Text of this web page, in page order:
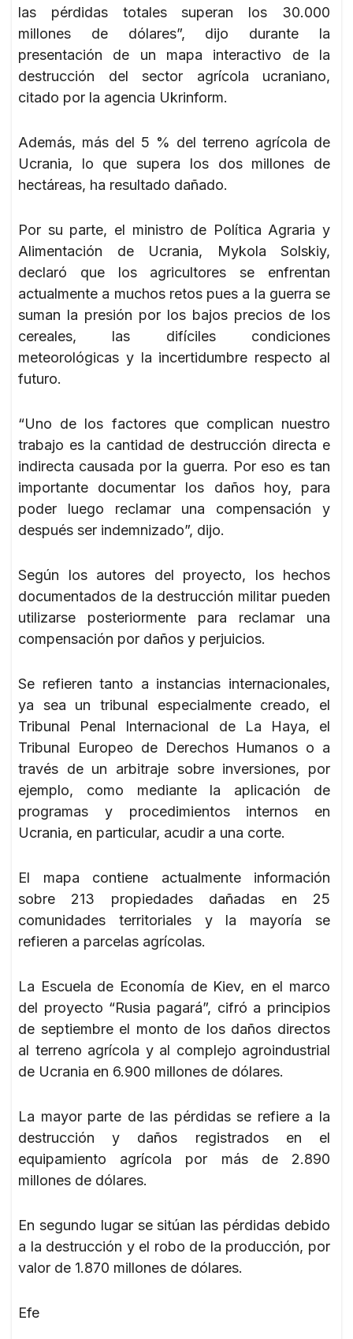
las pérdidas totales superan los 30.000
millones de dólares”, dijo durante la
presentación de un mapa interactivo de la
destrucción del sector agrícola ucraniano,
citado por la agencia Ukrinform.
Además, más del 5 % del terreno agrícola de
Ucrania, lo que supera los dos millones de
hectáreas, ha resultado dañado.
Por su parte, el ministro de Política Agraria y
Alimentación de Ucrania, Mykola Solskiy,
declaró que los agricultores se enfrentan
actualmente a muchos retos pues a la guerra se
suman la presión por los bajos precios de los
cereales, las difíciles condiciones
meteorológicas y la incertidumbre respecto al
futuro.
“Uno de los factores que complican nuestro
trabajo es la cantidad de destrucción directa e
indirecta causada por la guerra. Por eso es tan
importante documentar los daños hoy, para
poder luego reclamar una compensación y
después ser indemnizado”, dijo.
Según los autores del proyecto, los hechos
documentados de la destrucción militar pueden
utilizarse posteriormente para reclamar una
compensación por daños y perjuicios.
Se refieren tanto a instancias internacionales,
ya sea un tribunal especialmente creado, el
Tribunal Penal Internacional de La Haya, el
Tribunal Europeo de Derechos Humanos o a
través de un arbitraje sobre inversiones, por
ejemplo, como mediante la aplicación de
programas y procedimientos internos en
Ucrania, en particular, acudir a una corte.
El mapa contiene actualmente información
sobre 213 propiedades dañadas en 25
comunidades territoriales y la mayoría se
refieren a parcelas agrícolas.
La Escuela de Economía de Kiev, en el marco
del proyecto “Rusia pagará”, cifró a principios
de septiembre el monto de los daños directos
al terreno agrícola y al complejo agroindustrial
de Ucrania en 6.900 millones de dólares.
La mayor parte de las pérdidas se refiere a la
destrucción y daños registrados en el
equipamiento agrícola por más de 2.890
millones de dólares.
En segundo lugar se sitúan las pérdidas debido
a la destrucción y el robo de la producción, por
valor de 1.870 millones de dólares.
Efe